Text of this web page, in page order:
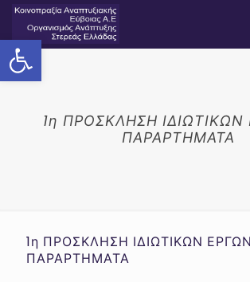
Ανοίξτε τη γραμμή εργαλείων
1η ΠΡΟΣΚΛΗΣΗ
ΠΑΡΑΡΤΗΜΑΤΑ
1η ΠΡΟΣΚΛΗΣΗ ΙΔΙΩΤΙΚΩΝ
ΠΑΡΑΡΤΗΜΑΤΑ